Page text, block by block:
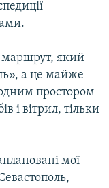
маршрут, який
а це майже
простором
і вітрил, тільки
мої